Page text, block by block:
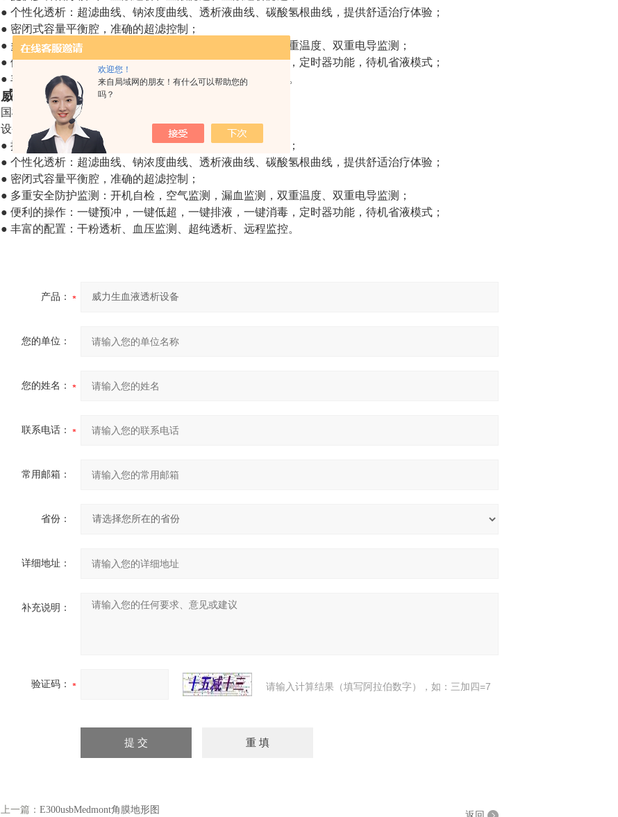
欢迎您！
来自局域网的朋友！有什么可以帮助您的
吗？
● 个性化透析：超滤曲线、钠浓度曲线、透析液曲线、碳酸氢根曲线，提供舒适治疗体验；
● 密闭式容量平衡腔，准确的超滤控制；
● 多重安全防护监测：开机自检，空气监测，漏血监测，双重温度、双重电导监测；
● 便利的操作：一键预冲，一键低超，一键排液，一键消毒，定时器功能，待机省液模式；
● 丰富的配置：干粉透析、血压监测、超纯透析、远程监控。
威力生血液透析设备
国械注准20173104272
设备特点：
● 提供多种治疗模式：血液透析、血液滤过、血液透析滤过；
● 个性化透析：超滤曲线、钠浓度曲线、透析液曲线、碳酸氢根曲线，提供舒适治疗体验；
● 密闭式容量平衡腔，准确的超滤控制；
● 多重安全防护监测：开机自检，空气监测，漏血监测，双重温度、双重电导监测；
● 便利的操作：一键预冲，一键低超，一键排液，一键消毒，定时器功能，待机省液模式；
● 丰富的配置：干粉透析、血压监测、超纯透析、远程监控。
产品：
您的单位：
您的姓名：
联系电话：
常用邮箱：
省份：
详细地址：
补充说明：
验证码： 请输入计算结果（填写阿拉伯数字），如：三加四=7
上一篇： E300usbMedmont角膜地形图